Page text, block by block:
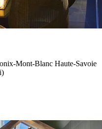
Mont-Blanc Haute-Savoie